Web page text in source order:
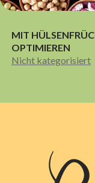
MIT
OPTIMIEREN
Nicht kategorisiert